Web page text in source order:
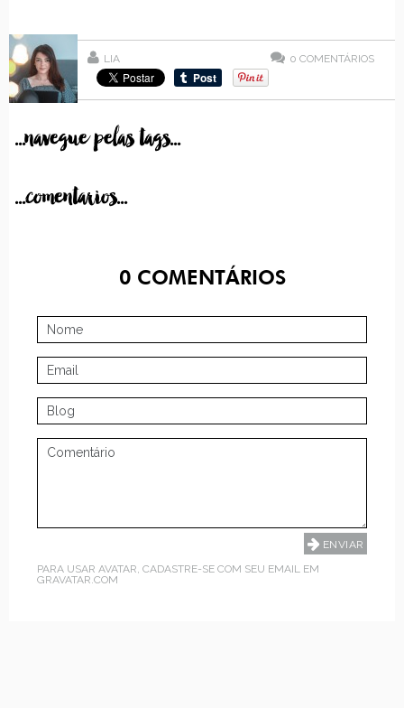
LIA 0 COMENTÁRIOS
...navegue pelas tags...
...comentarios...
0COMENTÁRIOS
PARA USAR AVATAR, CADASTRE-SE COM SEU EMAIL EM
GRAVATAR.COM